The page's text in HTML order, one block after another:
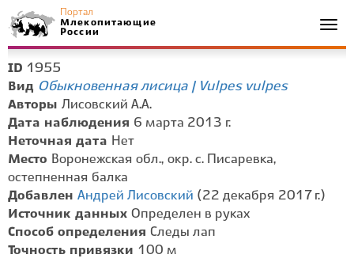
Портал
Млекопитающие
России
ID 1955
Вид Обыкновенная лисица | Vulpes vulpes
Авторы Лисовский А.А.
Дата наблюдения 6 марта 2013 г.
Неточная дата Нет
Место Воронежская обл., окр. с. Писаревка,
остепненная балка
Добавлен Андрей Лисовский (22 декабря 2017 г.)
Источник данных Определен в руках
Способ определения Следы лап
Точность привязки 100 м